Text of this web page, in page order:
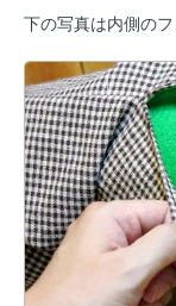
下の写真は内側の